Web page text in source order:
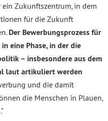
Zukunftszentrum, in dem
für die Zukunft
Der Bewerbungsprozess für
eine Phase, in der die
– insbesondere aus dem
laut artikuliert werden
und die damit
die Menschen in Plauen,